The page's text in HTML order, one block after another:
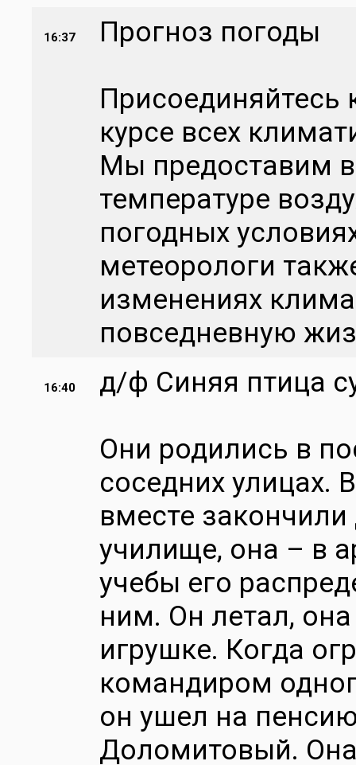
16:37
Прогноз погоды
Присоединяйтесь
курсе всех
Мы предоставим
температуре
погодных
метеорологи
изменениях
повседневную
16:40
д/ф Синяя птица
Они родились в
соседних улицах.
вместе
училище, она – в
учебы его
ним. Он летал,
игрушке. Когда
командиром
он ушел на
Доломитовый.